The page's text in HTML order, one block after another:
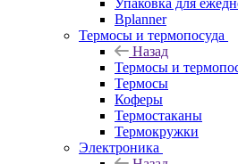
Упаковка для
Bplanner
Термосы и термопосуда
Назад
Термосы и
Термосы
Коферы
Термостаканы
Термокружки
Электроника